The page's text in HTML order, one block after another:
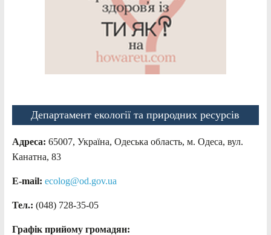
Департамент екології та природних ресурсів
Адреса: 65007, Україна, Одеська область, м. Одеса, вул.
Канатна, 83
E-mail: ecolog@od.gov.ua
Тел.: (048) 728-35-05
Графік прийому громадян: